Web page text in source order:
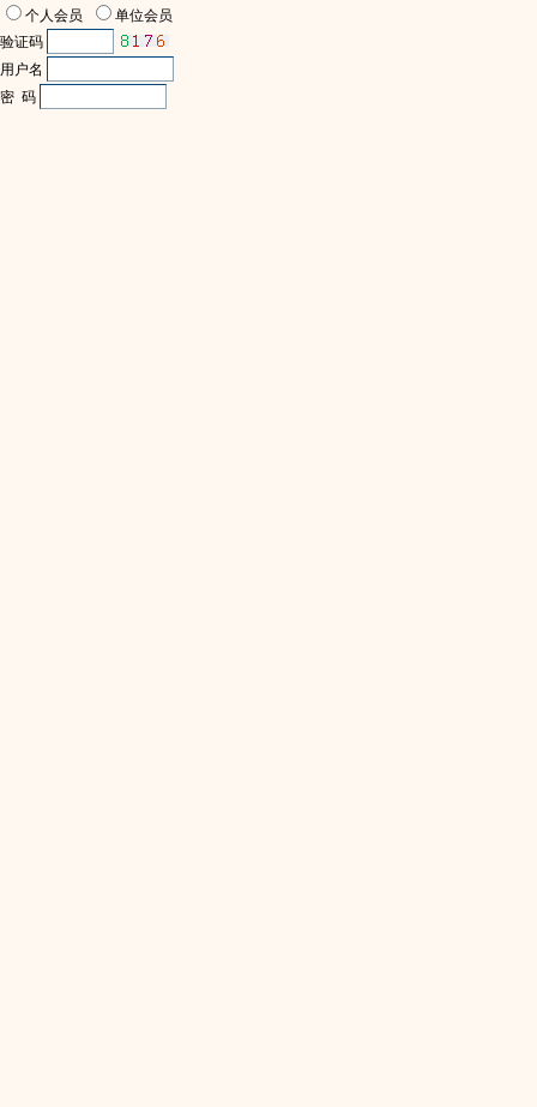
个人会员
单位会员
验证码
用户名
密 码